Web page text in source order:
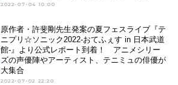
2022-07-04 10:00
原作者・許斐剛先生発案の夏フェスライブ『テ
ニプリ☆ソニック2022-おてふぇす in 日本武道
館-』より公式レポート到着！ アニメシリー
ズの声優陣やアーティスト、テニミュの俳優が
大集合
2022-07-02 22:20